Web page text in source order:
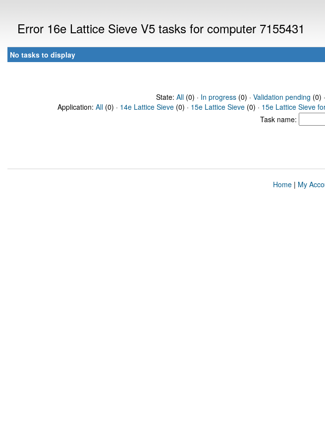
Error 16e Lattice Sieve V5 tasks for computer 7155431
No tasks to display
State: All(0) · In progress(0) · Validation pending (0) ·
Application: All (0) · 14e Lattice Sieve (0) · 15e Lattice Sieve (0) · 15e Lattice Sieve
Task name:
Home| My